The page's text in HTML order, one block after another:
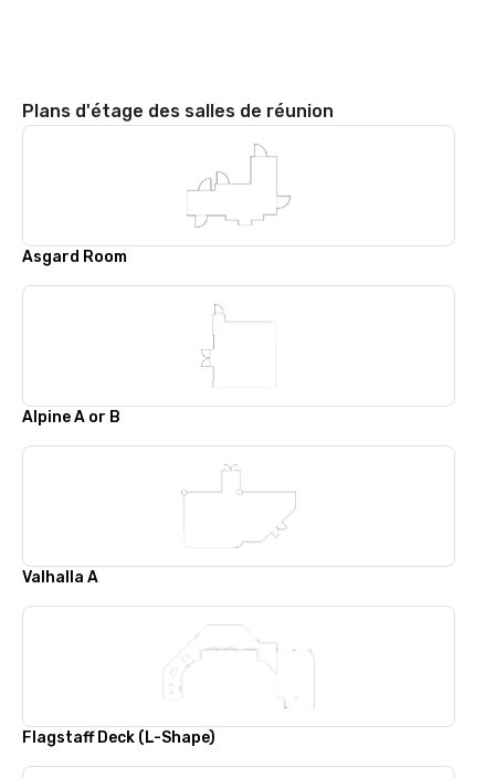
Plans d'étage des salles de réunion
Asgard Room
Alpine A or B
Valhalla A
Flagstaff Deck (L-Shape)